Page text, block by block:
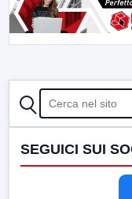
CERCA
SEGUICI SUI